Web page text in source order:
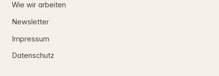
Wie wir arbeiten
Newsletter
Impressum
Datenschutz